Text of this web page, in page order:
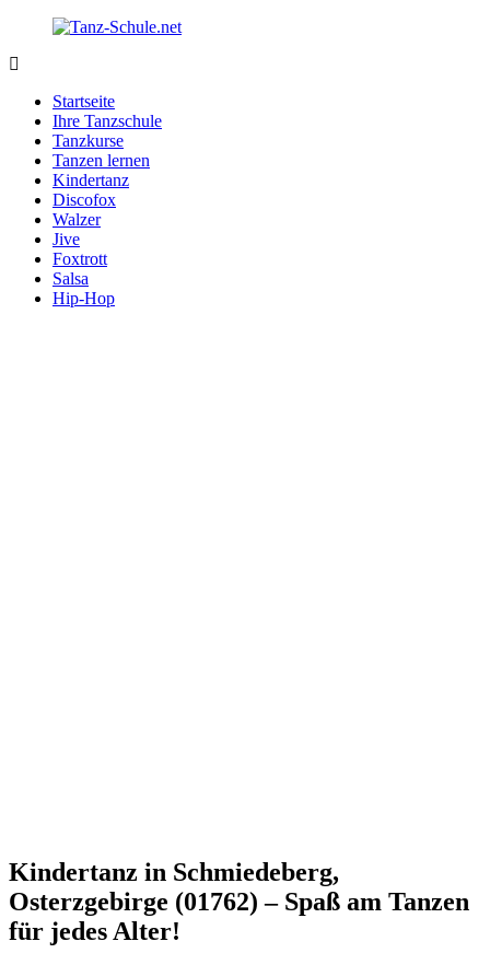
Zurück
Inhalt
Schule.net
Tanzschule
Internet
Startseite
Ihre Tanzschule
Tanzkurse
Tanzen lernen
Kindertanz
Discofox
Walzer
Jive
Foxtrott
Salsa
Hip-Hop
Kindertanz in Schmiedeberg,
Osterzgebirge (01762) – Spaß am Tanzen
für jedes Alter!